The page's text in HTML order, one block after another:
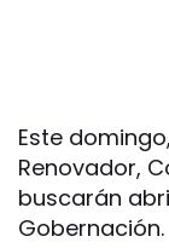
Este
Renovador,
buscarán
Gobernación.